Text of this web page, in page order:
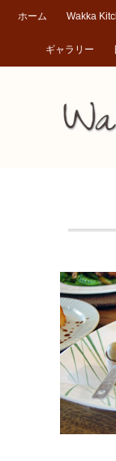
ホーム Wakka
ギャラリー